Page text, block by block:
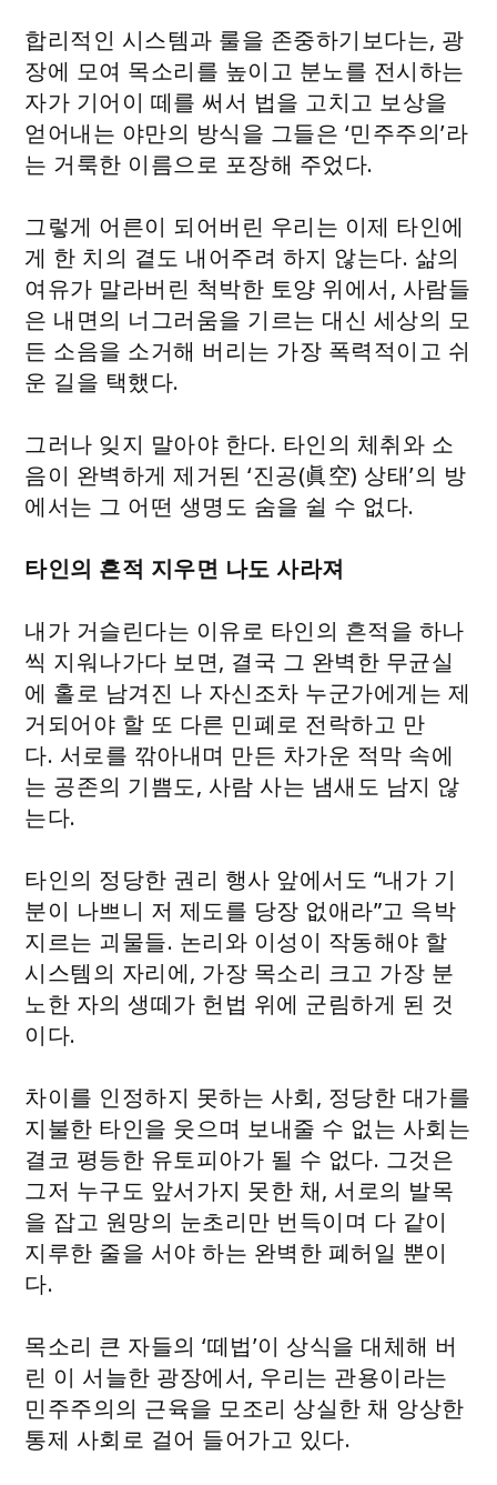
합리적인 시스템과 룰을 존중하기보다는, 광
장에 모여 목소리를 높이고 분노를 전시하는
자가 기어이 떼를 써서 법을 고치고 보상을
얻어내는 야만의 방식을 그들은 ‘민주주의’라
는 거룩한 이름으로 포장해 주었다.
그렇게 어른이 되어버린 우리는 이제 타인에
게 한 치의 곁도 내어주려 하지 않는다. 삶의
여유가 말라버린 척박한 토양 위에서, 사람들
은 내면의 너그러움을 기르는 대신 세상의 모
든 소음을 소거해 버리는 가장 폭력적이고 쉬
운 길을 택했다.
그러나 잊지 말아야 한다. 타인의 체취와 소
음이 완벽하게 제거된 ‘진공(眞空) 상태’의 방
에서는 그 어떤 생명도 숨을 쉴 수 없다.
타인의 흔적 지우면 나도 사라져
내가 거슬린다는 이유로 타인의 흔적을 하나
씩 지워나가다 보면, 결국 그 완벽한 무균실
에 홀로 남겨진 나 자신조차 누군가에게는 제
거되어야 할 또 다른 민폐로 전락하고 만
다. 서로를 깎아내며 만든 차가운 적막 속에
는 공존의 기쁨도, 사람 사는 냄새도 남지 않
는다.
타인의 정당한 권리 행사 앞에서도 “내가 기
분이 나쁘니 저 제도를 당장 없애라”고 윽박
지르는 괴물들. 논리와 이성이 작동해야 할
시스템의 자리에, 가장 목소리 크고 가장 분
노한 자의 생떼가 헌법 위에 군림하게 된 것
이다.
차이를 인정하지 못하는 사회, 정당한 대가를
지불한 타인을 웃으며 보내줄 수 없는 사회는
결코 평등한 유토피아가 될 수 없다. 그것은
그저 누구도 앞서가지 못한 채, 서로의 발목
을 잡고 원망의 눈초리만 번득이며 다 같이
지루한 줄을 서야 하는 완벽한 폐허일 뿐이
다.
목소리 큰 자들의 ‘떼법’이 상식을 대체해 버
린 이 서늘한 광장에서, 우리는 관용이라는
민주주의의 근육을 모조리 상실한 채 앙상한
통제 사회로 걸어 들어가고 있다.